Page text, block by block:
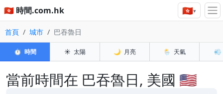
🇭🇰 時間.com.hk 🇭🇰▾
首頁 城市 巴吞魯日
⏱️ 時間 ☀️ 太陽 🌙 月亮 🌦️ 天氣 💨
當前時間在 巴吞魯日, 美國 🇺🇸